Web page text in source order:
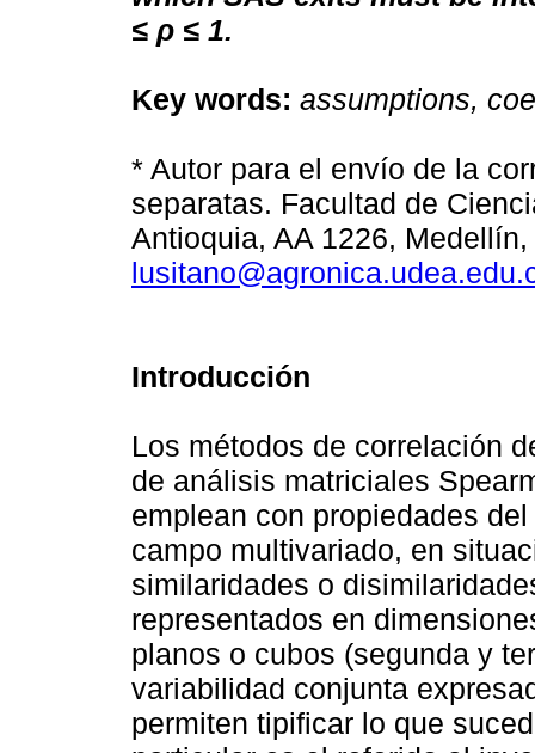
≤ ρ ≤ 1.
Key words: assumptions,
* Autor para el envío de la
separatas. Facultad de
Antioquia, AA 1226,
Introducción
Los métodos de correlación
de análisis matriciales
emplean con propiedades
campo multivariado, en
similaridades o
representados en
planos o cubos (segunda y
variabilidad conjunta
permiten tipificar lo que